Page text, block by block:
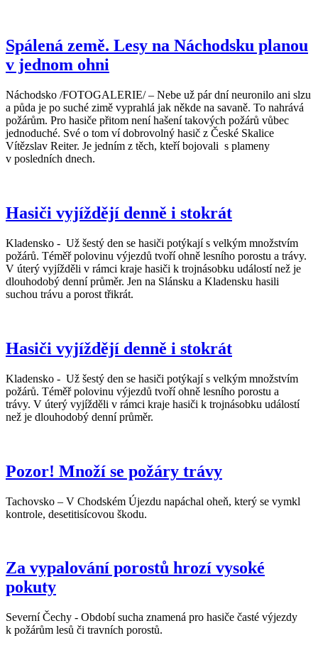
Spálená země. Lesy na Náchodsku planou
v jednom ohni
Náchodsko /FOTOGALERIE/ – Nebe už pár dní neuronilo ani slzu
a půda je po suché zimě vyprahlá jak někde na savaně. To nahrává
požárům. Pro hasiče přitom není hašení takových požárů vůbec
jednoduché. Své o tom ví dobrovolný hasič z České Skalice
Vítězslav Reiter. Je jedním z těch, kteří bojovali s plameny
v posledních dnech.
Hasiči vyjíždějí denně i stokrát
Kladensko - Už šestý den se hasiči potýkají s velkým množstvím
požárů. Téměř polovinu výjezdů tvoří ohně lesního porostu a trávy.
V úterý vyjížděli v rámci kraje hasiči k trojnásobku událostí než je
dlouhodobý denní průměr. Jen na Slánsku a Kladensku hasili
suchou trávu a porost třikrát.
Hasiči vyjíždějí denně i stokrát
Kladensko - Už šestý den se hasiči potýkají s velkým množstvím
požárů. Téměř polovinu výjezdů tvoří ohně lesního porostu a
trávy. V úterý vyjížděli v rámci kraje hasiči k trojnásobku událostí
než je dlouhodobý denní průměr.
Pozor! Množí se požáry trávy
Tachovsko – V Chodském Újezdu napáchal oheň, který se vymkl
kontrole, desetitisícovou škodu.
Za vypalování porostů hrozí vysoké
pokuty
Severní Čechy - Období sucha znamená pro hasiče časté výjezdy
k požárům lesů či travních porostů.